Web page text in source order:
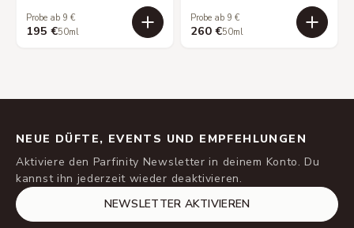
Probe ab 9 €
195 €50ml
Probe ab 9 €
260 €50ml
NEUE DÜFTE, EVENTS UND EMPFEHLUNGEN
Aktiviere den Parfinity Newsletter in deinem Konto. Du
kannst ihn jederzeit wieder deaktivieren.
NEWSLETTER AKTIVIEREN